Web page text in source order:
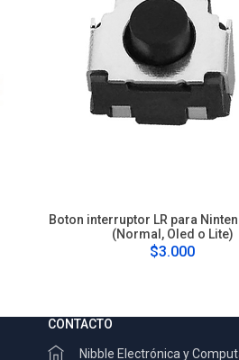
Boton interruptor LR para
(Normal, Oled o Lite)
$3.000
CONTACTO
Nibble Electrónica y